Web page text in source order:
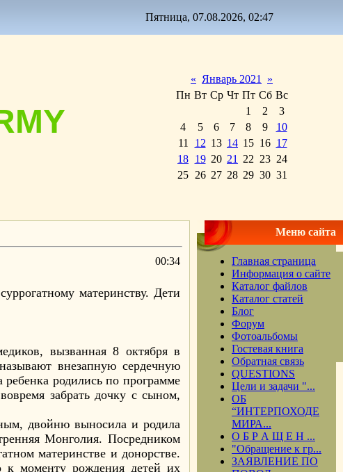
Пятница, 07.08.2026, 02:47
« Январь 2021
»
Пн Вт Ср Чт Пт Сб Вс
1
2
3
4
5 6 7 8 9
10
11
12 13 14 15 16 17
18 19 20 21 22 23 24
25 26 27 28 29 30 31
00:34
материнству. Дети
вызванная 8 октября в
внезапную сердечную
родились по программе
забрать дочку с сыном,
двойню выносила и родила
Монголия. Посредником
материнстве и донорстве.
к моменту рождения детей их
Меню сайта
Главная страница
Информация о сайте
Каталог файлов
Каталог статей
Блог
Форум
Фотоальбомы
Гостевая книга
Обратная связь
QUESTIONS
Цели и задачи "...
ОБ
“ИНТЕРПОХОДЕ
МИРА...
О Б Р А Щ Е Н ...
"Обращение к гр...
ЗАЯВЛЕНИЕ ПО